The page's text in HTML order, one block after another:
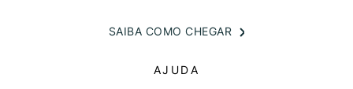
SAIBA COMO CHEGAR
AJUDA